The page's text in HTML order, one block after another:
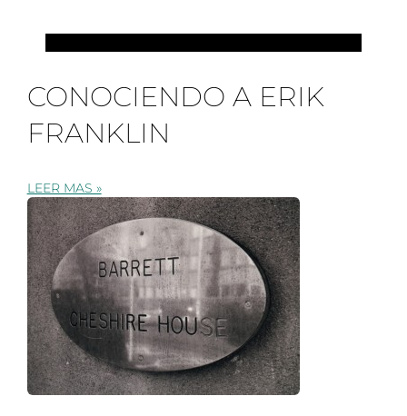
CONOCIENDO A ERIK
FRANKLIN
LEER MAS »